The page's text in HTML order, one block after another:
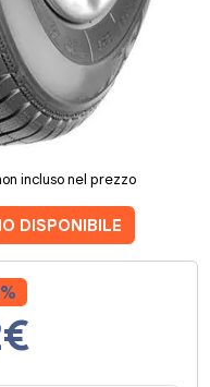
incluso nel prezzo
DISPONIBILE
€